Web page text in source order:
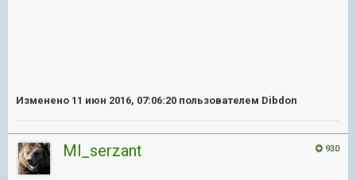
Изменено 11 июн 2016, 07:06:20 пользователем Dibdon
930
Ml_serzant